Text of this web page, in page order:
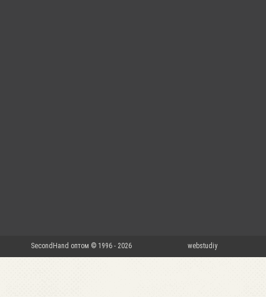
SecondHand оптом © 1996 - 2026 webstudiy